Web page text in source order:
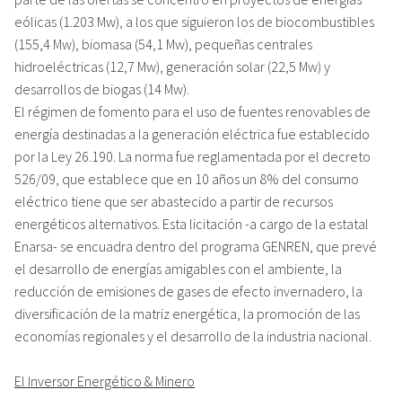
eólicas (1.203 Mw), a los que siguieron los de biocombustibles
(155,4 Mw), biomasa (54,1 Mw), pequeñas centrales
hidroeléctricas (12,7 Mw), generación solar (22,5 Mw) y
desarrollos de biogas (14 Mw).
El régimen de fomento para el uso de fuentes renovables de
energía destinadas a la generación eléctrica fue establecido
por la Ley 26.190. La norma fue reglamentada por el decreto
526/09, que establece que en 10 años un 8% del consumo
eléctrico tiene que ser abastecido a partir de recursos
energéticos alternativos. Esta licitación -a cargo de la estatal
Enarsa- se encuadra dentro del programa GENREN, que prevé
el desarrollo de energías amigables con el ambiente, la
reducción de emisiones de gases de efecto invernadero, la
diversificación de la matriz energética, la promoción de las
economías regionales y el desarrollo de la industria nacional.
El Inversor Energético & Minero